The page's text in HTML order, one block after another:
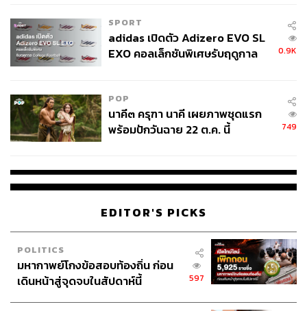
SPORT
adidas เปิดตัว Adizero EVO SL
EXO คอลเล็กชันพิเศษรับฤดูกาล
0.9K
POP
นาคี๓ ครุฑา นาคี เผยภาพชุดแรก
พร้อมปักวันฉาย 22 ต.ค. นี้
749
EDITOR'S PICKS
POLITICS
มหากาพย์โกงข้อสอบท้องถิ่น ก่อน
เดินหน้าสู่จุดจบในสัปดาห์นี้
597